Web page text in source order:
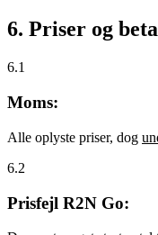
6. Priser og
6.1
Moms:
Alle oplyste priser, dog
6.2
Prisfejl R2N Go: